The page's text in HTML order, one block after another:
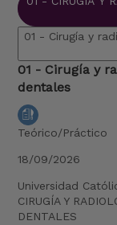
01 - Cirugía y
dentales
Teórico/Práctico
18/09/2026
Universidad
CIRUGÍA Y
DENTALES